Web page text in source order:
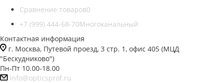
Сравнение товаров0
+7 (999) 444-68-70Многоканальный
Контактная информация
г. Москва, Путевой проезд, 3 стр. 1, офис 405 (МЦД
"Бескудниково")
Пн-Пт 10.00-18.00
info@opticsprof.ru